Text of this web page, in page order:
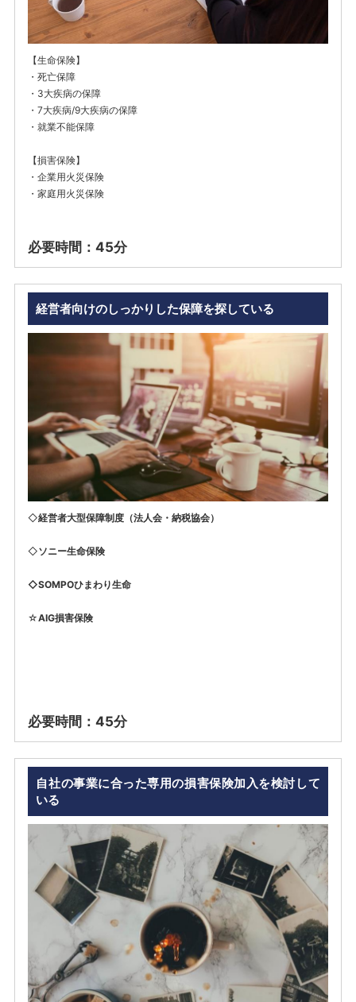
【生命保険】
・死亡保障
・3大疾病の保障
・7大疾病/9大疾病の保障
・就業不能保障
【損害保険】
・企業用火災保険
・家庭用火災保険
必要時間：45分
経営者向けのしっかりした保障を探している
◇経営者大型保障制度（法人会・納税協会）
◇ソニー生命保険
◇SOMPOひまわり生命
☆AIG損害保険
必要時間：45分
自社の事業に合った専用の損害保険加入を検討して
いる